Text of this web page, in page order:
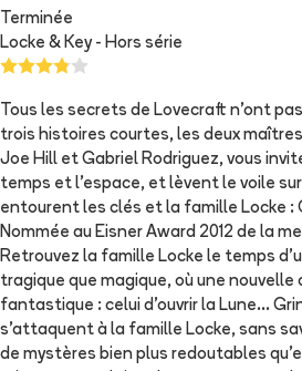
Terminée
Locke & Key - Hors série
Tous les secrets de Lovecraft n'ont
trois histoires courtes, les deux
Joe Hill et Gabriel Rodriguez, vous
temps et l'espace, et lèvent le voile
entourent les clés et la famille Locke :
Nommée au Eisner Award 2012 de la
Retrouvez la famille Locke le temps
tragique que magique, où une nouvelle
fantastique : celui d'ouvrir la Lune...
s'attaquent à la famille Locke, sans
de mystères bien plus redoutables